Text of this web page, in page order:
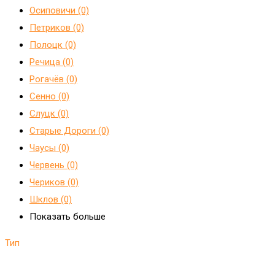
Осиповичи (0)
Петриков (0)
Полоцк (0)
Речица (0)
Рогачёв (0)
Сенно (0)
Слуцк (0)
Старые Дороги (0)
Чаусы (0)
Червень (0)
Чериков (0)
Шклов (0)
Показать больше
Тип